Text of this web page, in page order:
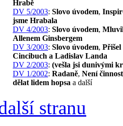
Hrabě
DV 5/2003: Slovo úvodem,
jsme Hrabala
DV 4/2003: Slovo úvodem,
Allenem Ginsbergem
DV 3/2003: Slovo úvodem, Přišel
Cincibuch a Ladislav Landa
DV 2/2003: (vešla jsi dunivými
DV 1/2002: Radaně, Není
dělat lidem hopsa a další
stranu